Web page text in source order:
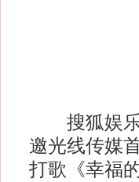
搜狐娱乐
邀光线传媒
打歌《幸福